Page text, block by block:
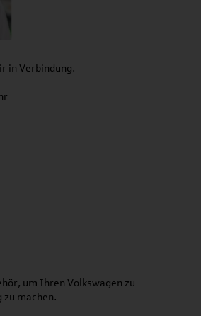
in Verbindung.
um Ihren Volkswagen zu
machen.